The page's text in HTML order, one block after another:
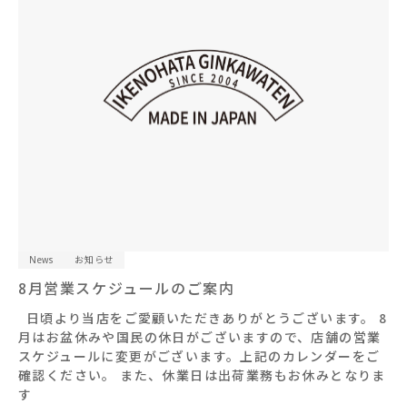
News お知らせ
8月営業スケジュールのご案内
日頃より当店をご愛顧いただきありがとうございます。 8
月はお盆休みや国民の休日がございますので、店舗の営業
スケジュールに変更がございます。上記のカレンダーをご
確認ください。 また、休業日は出荷業務もお休みとなりま
す